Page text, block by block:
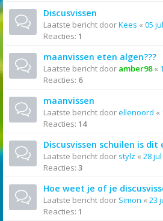
Discusvissen
Laatste bericht doorKees « 05
Reacties: 1
maanvissen eten algen???
Laatste bericht door amber98«
Reacties: 6
maanvissen
Laatste bericht doorellenoord «
Reacties: 14
Discusvissen schuilen is dit
Laatste bericht door stylz « 28 jul
Reacties: 3
Hoe weet je of je
Laatste bericht door Simon « 23
Reacties: 1